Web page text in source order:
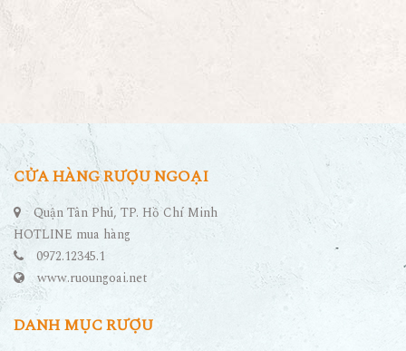
CỬA HÀNG RƯỢU NGOẠI
Quận Tân Phú, TP. Hồ Chí Minh
HOTLINE mua hàng
0972.12345.1
www.ruoungoai.net
DANH MỤC RƯỢU